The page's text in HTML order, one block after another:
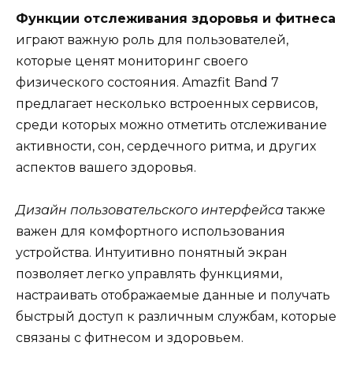
Функции отслеживания здоровья и фитнеса
играют важную роль для пользователей,
которые ценят мониторинг своего
физического состояния. Amazfit Band 7
предлагает несколько встроенных сервисов,
среди которых можно отметить отслеживание
активности, сон, сердечного ритма, и других
аспектов вашего здоровья.
Дизайн пользовательского интерфейсатакже
важен для комфортного использования
устройства. Интуитивно понятный экран
позволяет легко управлять функциями,
настраивать отображаемые данные и получать
быстрый доступ к различным службам, которые
связаны с фитнесом и здоровьем.